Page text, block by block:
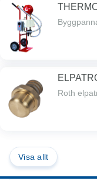
Roth
Visa allt